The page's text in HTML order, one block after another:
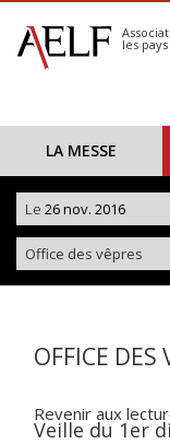
S'abonner
Calendrier
les
LA MESSE
Le 26 nov. 2016
Office des vêpres
OFFICE DES
Revenir aux
Veille du 1er